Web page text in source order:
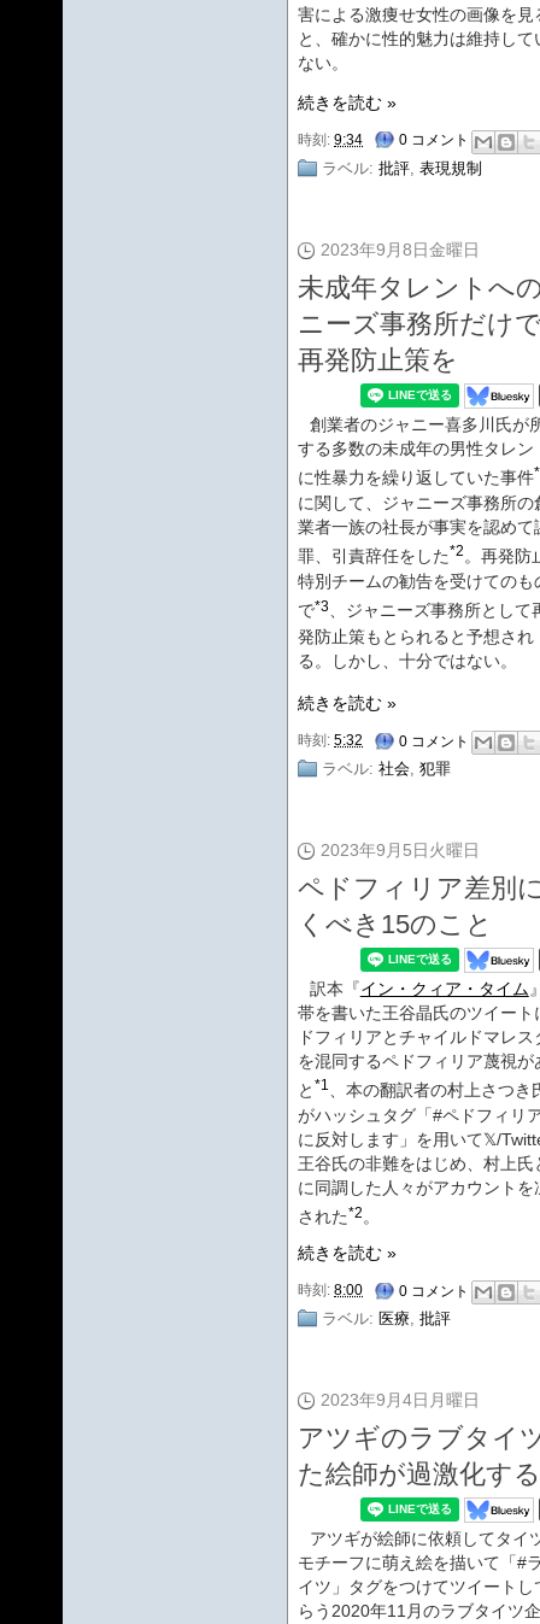
害による激痩せ女性の画像を見
と、確かに性的魅力は維持して
ない。
続きを読む »
時刻: 9:34 0 コメント
ラベル: 批評, 表現規制
2023年9月8日金曜日
未成年タレントへ
ニーズ事務所だけ
再発防止策を
創業者のジャニー喜多川氏が
する多数の未成年の男性タレン
に性暴力を繰り返していた事件
に関して、ジャニーズ事務所の
業者一族の社長が事実を認めて
罪、引責辞任をした*2。再発防
特別チームの勧告を受けてのも
で*3、ジャニーズ事務所として
発防止策もとられると予想され
る。しかし、十分ではない。
続きを読む »
時刻: 5:32 0 コメント
ラベル: 社会, 犯罪
2023年9月5日火曜日
ペドフィリア差別
くべき15のこと
訳本『イン・クィア・タイム
帯を書いた王谷晶氏のツイート
ドフィリアとチャイルドマレス
を混同するペドフィリア蔑視が
と *1、本の翻訳者の村上さつき
がハッシュタグ「#ペドフィリ
に反対します」を用いて𝕏/
王谷氏の非難をはじめ、村上氏
に同調した人々がアカウントを
された*2。
続きを読む »
時刻: 8:00 0 コメント
ラベル: 医療, 批評
2023年9月4日月曜日
アツギのラブタイ
た絵師が過激化す
アツギが絵師に依頼してタイ
モチーフに萌え絵を描いて「#
イツ」タグをつけてツイートし
らう2020年11月のラブタイツ